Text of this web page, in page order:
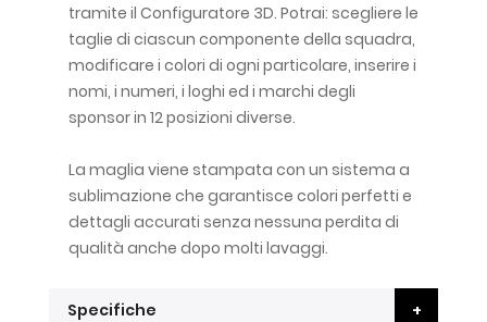
tramite il Configuratore 3D. Potrai: scegliere le
taglie di ciascun componente della squadra,
modificare i colori di ogni particolare, inserire i
nomi, i numeri, i loghi ed i marchi degli
sponsor in 12 posizioni diverse.
La maglia viene stampata con un sistema a
sublimazione che garantisce colori perfetti e
dettagli accurati senza nessuna perdita di
qualità anche dopo molti lavaggi.
Specifiche